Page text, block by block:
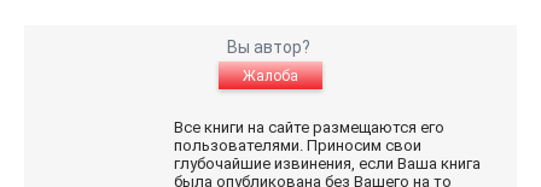
Вы автор?
Жалоба
Все книги на сайте размещаются его
пользователями. Приносим свои
глубочайшие извинения, если Ваша книга
была опубликована без Вашего на то